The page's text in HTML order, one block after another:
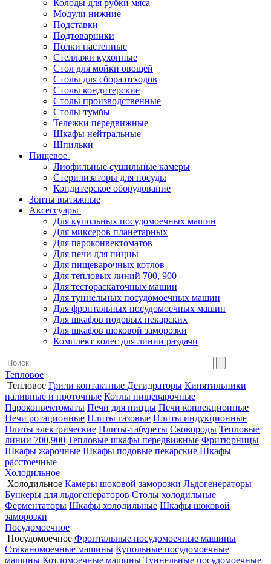
Колоды для рубки мяса
Модули нижние
Подставки
Подтоварники
Полки настенные
Стеллажи кухонные
Стол для мойки овощей
Столы для сбора отходов
Столы кондитерские
Столы производственные
Столы-тумбы
Тележки передвижные
Шкафы нейтральные
Шпильки
Пищевое
Лиофильные сушильные камеры
Стерилизаторы для посуды
Кондитерское оборудование
Зонты вытяжные
Аксессуары
Для купольных посудомоечных машин
Для миксеров планетарных
Для пароконвектоматов
Для печи для пиццы
Для пищеварочных котлов
Для тепловых линий 700, 900
Для тестораскаточных машин
Для туннельных посудомоечных машин
Для фронтальных посудомоечных машин
Для шкафов подовых пекарских
Для шкафов шоковой заморозки
Комплект колес для линии раздачи
Тепловое
Тепловое Грили контактные Дегидраторы Кипятильники
наливные и проточные Котлы пищеварочные
Пароконвектоматы Печи для пиццы Печи конвекционные
Печи ротационные Плиты газовые Плиты индукционные
Плиты электрические Плиты-табуреты Сковороды Тепловые
линии 700,900 Тепловые шкафы передвижные Фритюрницы
Шкафы жарочные Шкафы подовые пекарские Шкафы
расстоечные
Холодильное
Холодильное Камеры шоковой заморозки Льдогенераторы
Бункеры для льдогенераторов Столы холодильные
Ферментаторы Шкафы холодильные Шкафы шоковой
заморозки
Посудомоечное
Посудомоечное Фронтальные посудомоечные машины
Стаканомоечные машины Купольные посудомоечные
машины Котломоечные машины Туннельные посудомоечные